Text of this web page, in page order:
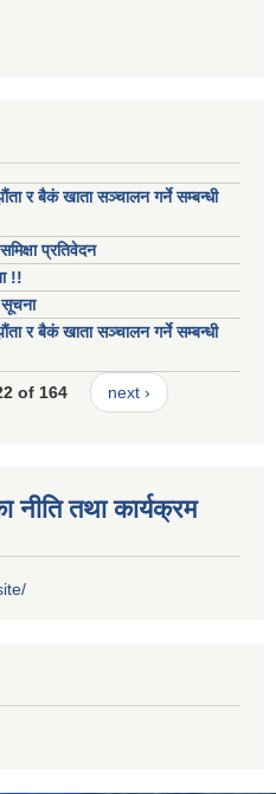
र बैकं खाता सञ्चालन गर्ने सम्बन्धी
प्रतिवेदन
!!
सूचना
र बैकं खाता सञ्चालन गर्ने सम्बन्धी
of 164 next ›
नीति तथा कार्यक्रम